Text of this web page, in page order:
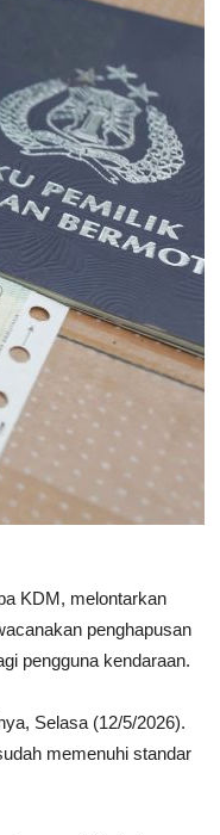
KDM, melontarkan
penghapusan
pengguna kendaraan.
Selasa (12/5/2026).
memenuhi standar